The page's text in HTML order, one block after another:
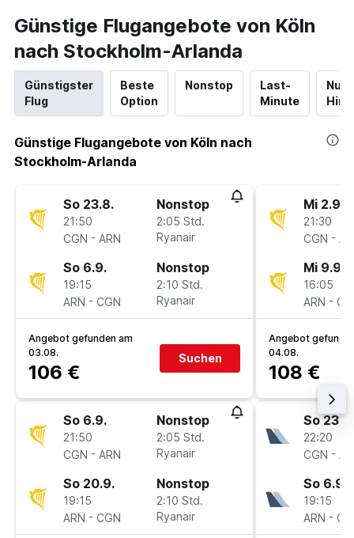
Günstige Flugangebote von Köln
nach Stockholm-Arlanda
Günstigster
Flug
Beste
Option
Nonstop
Last-
Minute
Nur
Günstige Flugangebote von Köln nach
Stockholm-Arlanda
So 23.8.
21:50
CGN - ARN
Nonstop
2:05 Std.
Ryanair
So 6.9.
19:15
ARN - CGN
Nonstop
2:10 Std.
Ryanair
Angebot gefunden am
03.08.
106 €
Suchen
So 6.9.
21:50
CGN - ARN
Nonstop
2:05 Std.
Ryanair
So 20.9.
19:15
ARN - CGN
Nonstop
2:10 Std.
Ryanair
Mi 2.9.
21:30
CGN -
Mi 9.9.
16:05
ARN -
Angebot
04.08.
108 €
So 23.8.
22:20
CGN -
So 6.9.
19:15
ARN -